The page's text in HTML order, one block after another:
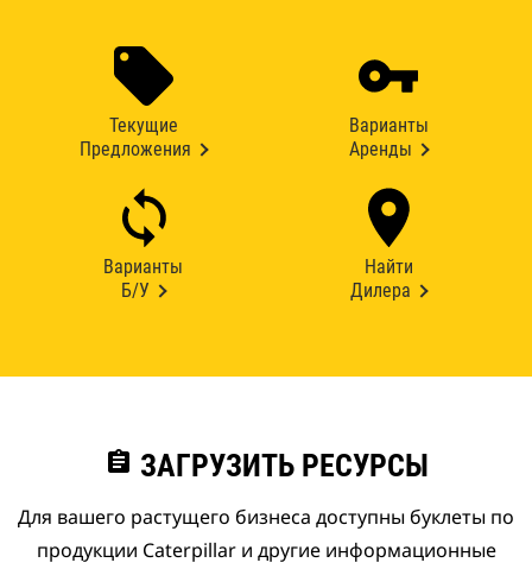
Текущие
Предложения
Варианты
Аренды
Варианты
Б/У
Найти
Дилера
assignment ЗАГРУЗИТЬ РЕСУРСЫ
Для вашего растущего бизнеса доступны буклеты по
продукции Caterpillar и другие информационные